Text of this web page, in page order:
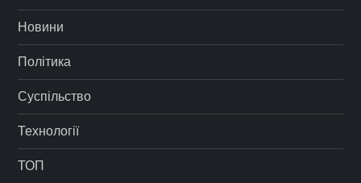
Новини
Політика
Суспільство
Технології
ТОП